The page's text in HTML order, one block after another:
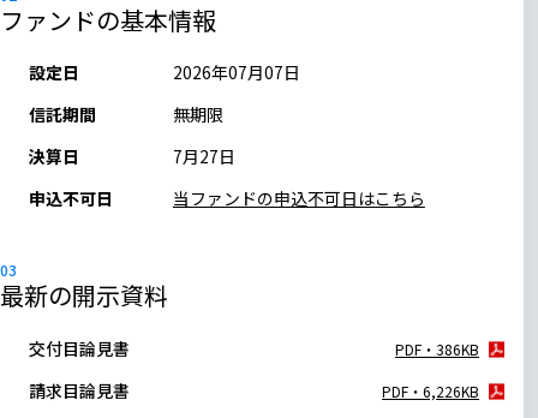
ファンドの基本情報
設定日
2026年07月07日
信託期間
無期限
決算日
7月27日
申込不可日
当ファンドの申込不可日はこちら
最新の開示資料
交付目論見書 PDF・386KB
請求目論見書 PDF・6,226KB